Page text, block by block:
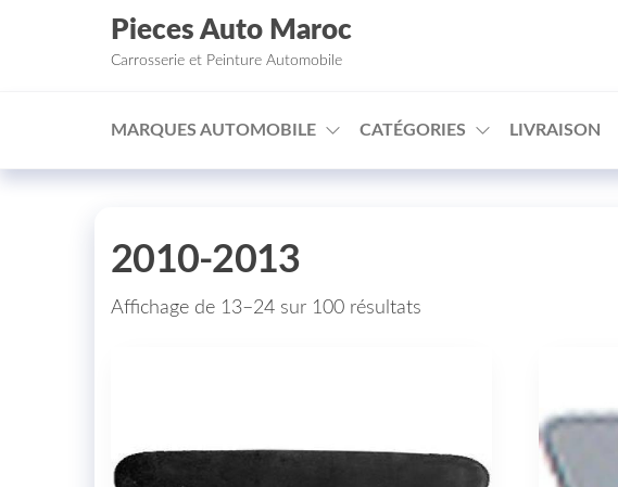
Aller au contenu
Pieces Auto Maroc
Carrosserie et Peinture Automobile
MARQUES AUTOMOBILE CATÉGORIES LIVRAISON
2010-2013
Affichage de 13–24 sur 100 résultats